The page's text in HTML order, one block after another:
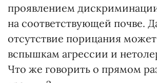
проявлением
на соответствующей почве.
отсутствие порицания
вспышкам агрессии и
Что же говорить о прямом